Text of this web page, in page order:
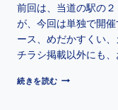
前回は、当道の駅の
が、今回は単独で開
ース、めだかすくい
チラシ掲載以外にも
続きを読む